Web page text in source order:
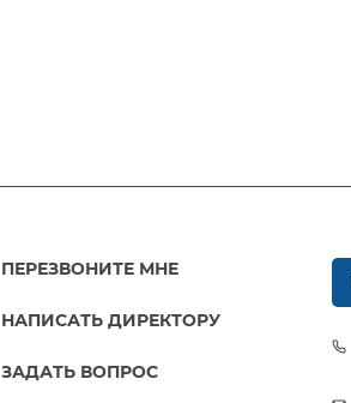
ПЕРЕЗВОНИТЕ МНЕ
НАПИСАТЬ ДИРЕКТОРУ
ЗАДАТЬ ВОПРОС